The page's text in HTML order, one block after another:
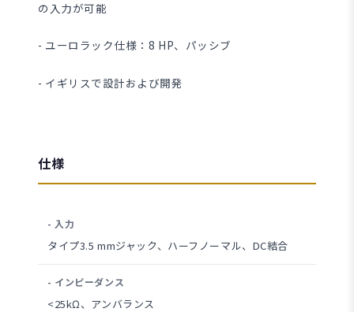
の入力が可能
- ユーロラック仕様：8 HP、パッシブ
- イギリスで設計および開発
仕様
- 入力
タイプ3.5 mmジャック、ハーフノーマル、DC結合
- インピーダンス
<25kΩ、アンバランス